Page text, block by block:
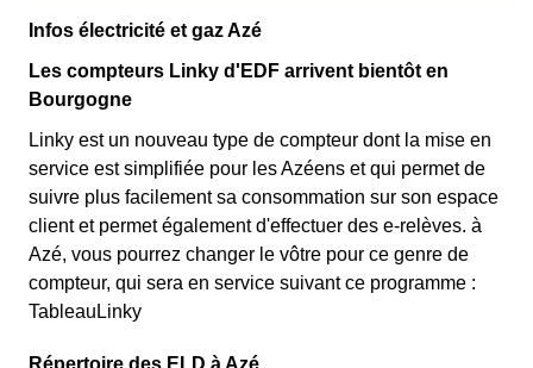
Infos électricité et gaz Azé
Les compteurs Linky d'EDF arrivent bientôt en
Bourgogne
Linky est un nouveau type de compteur dont la mise en
service est simplifiée pour les Azéens et qui permet de
suivre plus facilement sa consommation sur son espace
client et permet également d'effectuer des e-relèves. à
Azé, vous pourrez changer le vôtre pour ce genre de
compteur, qui sera en service suivant ce programme :
TableauLinky
Répertoire des ELD à Azé